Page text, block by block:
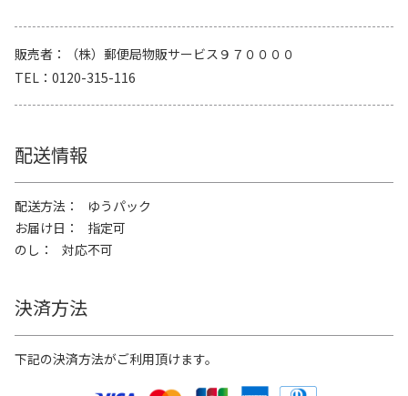
販売者
（株）郵便局物販サービス９７００００
TEL
0120-315-116
配送情報
配送方法
ゆうパック
お届け日
指定可
のし
対応不可
決済方法
下記の決済方法がご利用頂けます。